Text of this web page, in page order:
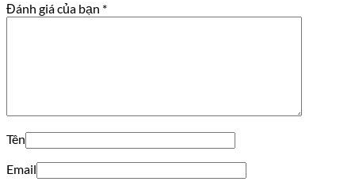
Đánh giá của bạn *
Tên
Email